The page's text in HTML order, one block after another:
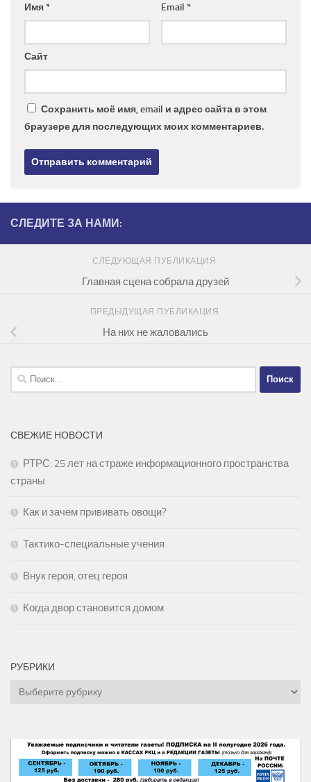
Имя* Email *
Сайт
Сохранить моё имя, email и адрес сайта в этом
браузере для последующих моих комментариев.
СЛЕДИТЕ ЗА НАМИ:
СЛЕДУЮЩАЯ ПУБЛИКАЦИЯ
Главная сцена собрала друзей
ПРЕДЫДУЩАЯ ПУБЛИКАЦИЯ
На них не жаловались
Найти:
СВЕЖИЕ НОВОСТИ
РТРС: 25 лет на страже информационного пространства
страны
Как и зачем прививать овощи?
Тактико-специальные учения
Внук героя, отец героя
Когда двор становится домом
РУБРИКИ
Рубрики